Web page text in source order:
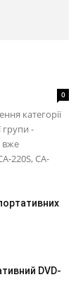
0
категорії
групи -
вже
220S, CA-
DVD-